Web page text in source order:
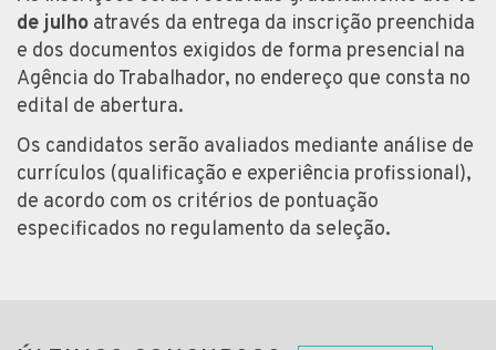
de julho através da entrega da inscrição preenchida
e dos documentos exigidos de forma presencial na
Agência do Trabalhador, no endereço que consta no
edital de abertura.
Os candidatos serão avaliados mediante análise de
currículos (qualificação e experiência profissional),
de acordo com os critérios de pontuação
especificados no regulamento da seleção.